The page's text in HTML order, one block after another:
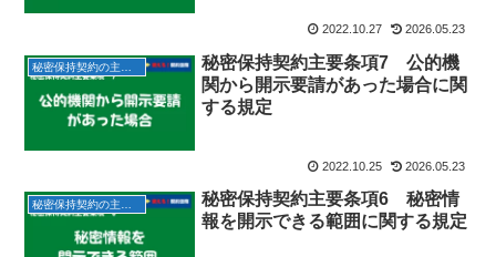
2022.10.27 2026.05.23
秘密保持契約主要条項7 公的機
関から開示要請があった場合に関
する規定
2022.10.25 2026.05.23
秘密保持契約主要条項6 秘密情
報を開示できる範囲に関する規定